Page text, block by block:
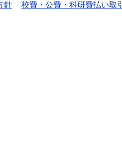
針 校費・公費・科研費払い取